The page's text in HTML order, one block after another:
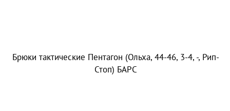
Брюки тактические Пентагон (Ольха, 44-46, 3-4, -, Рип-
Стоп) БАРС